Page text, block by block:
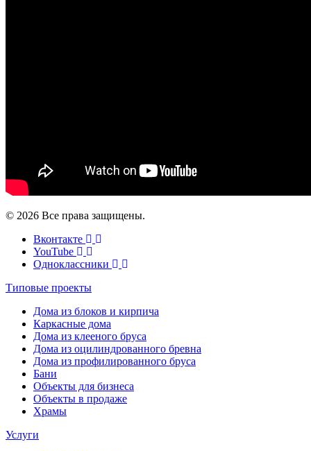
© 2026 Все права защищены.
Вконтакте
YouTube
Одноклассники
Типовые проекты
Дома из блоков и кирпича
Каркасные дома
Дома из клееного бруса
Дома из оцилиндрованного бревна
Дома из профилированного бруса
Бани
Объекты для бизнеса
Объекты в продаже
Храмы
Услуги